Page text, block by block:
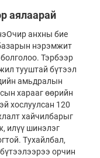
аялаарай
анхны бие
нэрэмжит
Тэрбээр
тууштай бүтээл
амьдралын
харааг өөрийн
хослуулсан 120
хайчилбарыг
илүү шинэлэг
Тухайлбал,
орчин